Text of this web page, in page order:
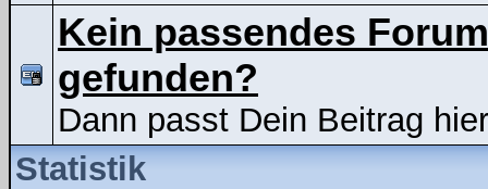
Kein passendes Forum
gefunden?
Dann passt Dein Beitrag
Statistik